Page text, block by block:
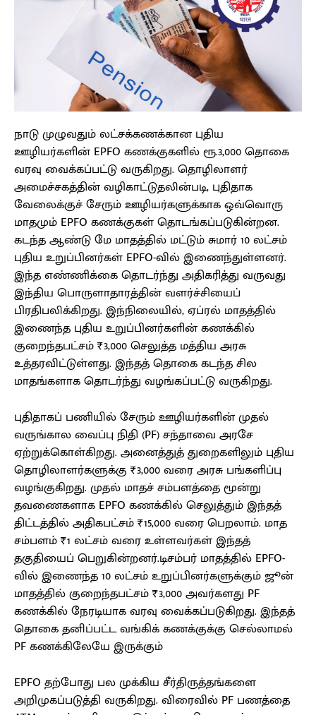
நாடு முழுவதும் லட்சக்கணக்கான புதிய
ஊழியர்களின் EPFO கணக்குகளில் ரூ.3,000 தொகை
வரவு வைக்கப்பட்டு வருகிறது. தொழிலாளர்
அமைச்சகத்தின் வழிகாட்டுதலின்படி, புதிதாக
வேலைக்குச் சேரும் ஊழியர்களுக்காக ஒவ்வொரு
மாதமும் EPFO கணக்குகள் தொடங்கப்படுகின்றன.
கடந்த ஆண்டு மே மாதத்தில் மட்டும் சுமார் 10 லட்சம்
புதிய உறுப்பினர்கள் EPFO-வில் இணைந்துள்ளனர்.
இந்த எண்ணிக்கை தொடர்ந்து அதிகரித்து வருவது
இந்திய பொருளாதாரத்தின் வளர்ச்சியைப்
பிரதிபலிக்கிறது. இந்நிலையில், ஏப்ரல் மாதத்தில்
இணைந்த புதிய உறுப்பினர்களின் கணக்கில்
குறைந்தபட்சம் ₹3,000 செலுத்த மத்திய அரசு
உத்தரவிட்டுள்ளது. இந்தத் தொகை கடந்த சில
மாதங்களாக தொடர்ந்து வழங்கப்பட்டு வருகிறது.
புதிதாகப் பணியில் சேரும் ஊழியர்களின் முதல்
வருங்கால வைப்பு நிதி (PF) சந்தாவை அரசே
ஏற்றுக்கொள்கிறது. அனைத்துத் துறைகளிலும் புதிய
தொழிலாளர்களுக்கு ₹3,000 வரை அரசு பங்களிப்பு
வழங்குகிறது. முதல் மாதச் சம்பளத்தை மூன்று
தவணைகளாக EPFO கணக்கில் செலுத்தும் இந்தத்
திட்டத்தில் அதிகபட்சம் ₹15,000 வரை பெறலாம். மாத
சம்பளம் ₹1 லட்சம் வரை உள்ளவர்கள் இந்தத்
தகுதியைப் பெறுகின்றனர்.டிசம்பர் மாதத்தில் EPFO-
வில் இணைந்த 10 லட்சம் உறுப்பினர்களுக்கும் ஜூன்
மாதத்தில் குறைந்தபட்சம் ₹3,000 அவர்களது PF
கணக்கில் நேரடியாக வரவு வைக்கப்படுகிறது. இந்தத்
தொகை தனிப்பட்ட வங்கிக் கணக்குக்கு செல்லாமல்
PF கணக்கிலேயே இருக்கும்
EPFO தற்போது பல முக்கிய சீர்திருத்தங்களை
அறிமுகப்படுத்தி வருகிறது. விரைவில் PF பணத்தை